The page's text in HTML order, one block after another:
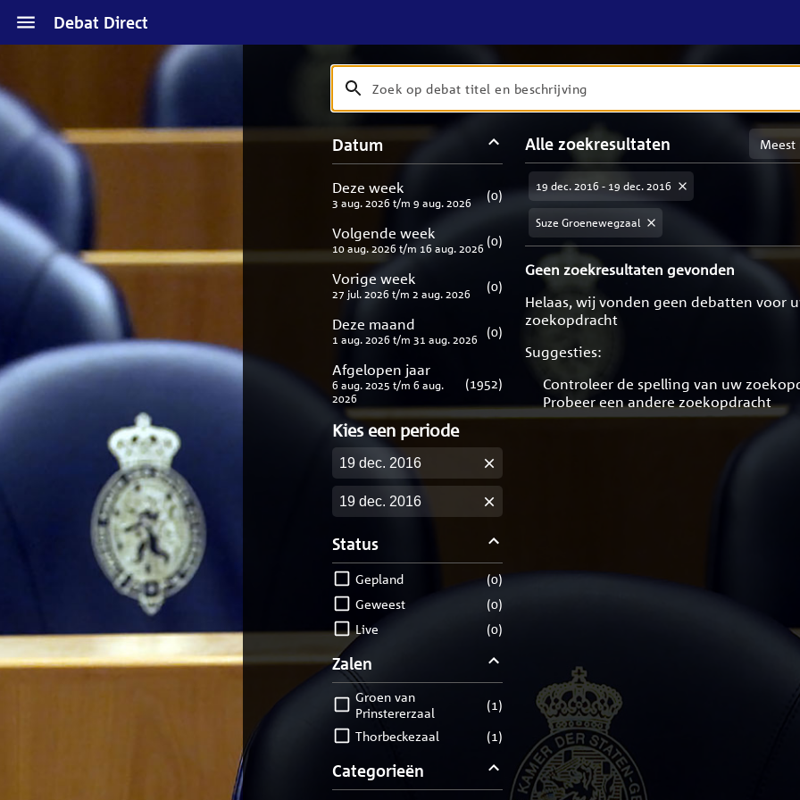
hoofdinhoudDebat Direct
Zoeken
Zoek
op
debat
titel
en
beschrijving
zoekresultaten
Verfijn
uw
resultaten
Datum
Deze week
3 aug. 2026 t/m 9 aug. 2026
(0)
Volgende week
10 aug. 2026 t/m 16 aug. 2026
(0)
Vorige week
27 jul. 2026 t/m 2 aug. 2026
(0)
Deze maand
1 aug. 2026 t/m 31 aug. 2026
(0)
Afgelopen jaar
6 aug. 2025 t/m 6 aug.
2026
(1952)
Kies een periode
Startdatum
Einddatum
Status
gepland (0)
geweest
(0)
live
(0)
Zalen
Groen van
Prinstererzaal
(1 )
Thorbeckezaal
(1 )
Categorieën
Alle zoekresultaten
Sorteren
op
19 dec. 2016 - 19 dec. 2016
Suze Groenewegzaal
Geen zoekresultaten gevonden
Helaas, wij vonden geen debatten voor
zoekopdracht
Suggesties:
Controleer de spelling van uw
Probeer een andere zoekopdracht